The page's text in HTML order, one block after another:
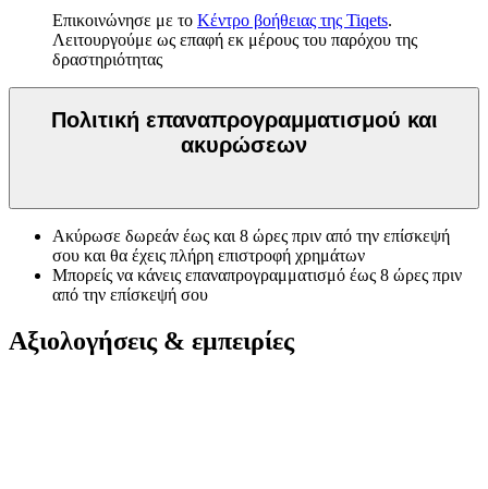
Επικοινώνησε με το Κέντρο βοήθειας της Tiqets.
Λειτουργούμε ως επαφή εκ μέρους του παρόχου της
δραστηριότητας
Πολιτική επαναπρογραμματισμού και
ακυρώσεων
Ακύρωσε δωρεάν έως και 8 ώρες πριν από την επίσκεψή
σου και θα έχεις πλήρη επιστροφή χρημάτων
Μπορείς να κάνεις επαναπρογραμματισμό έως 8 ώρες πριν
από την επίσκεψή σου
Αξιολογήσεις & εμπειρίες